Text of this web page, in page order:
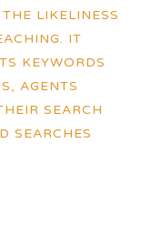
LIKELINESS
IT
KEYWORDS
AGENTS
SEARCH
SEARCHES